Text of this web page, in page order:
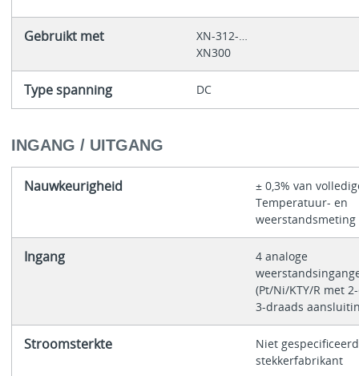
Gebruikt met
XN-312-…
XN300
Type spanning DC
INGANG / UITGANG
Nauwkeurigheid
± 0,3% van
Temperatuur- en
weerstandsmeting
Ingang
4 analoge
(Pt/Ni/KTY/R met
3-draads
Stroomsterkte
Niet
stekkerfabrikant